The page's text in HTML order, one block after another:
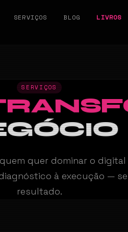
SERVIÇOS BLOG LIVROS
SERVIÇOS
quer dominar o
à execução —
resultado.